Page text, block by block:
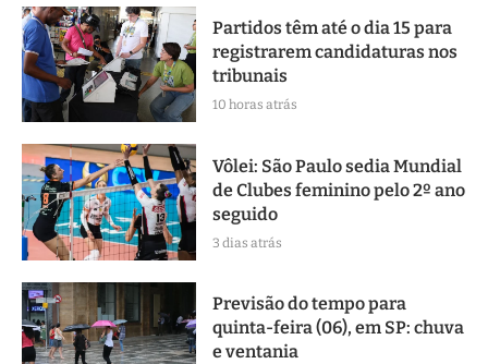
Partidos têm até o dia 15 para
registrarem candidaturas nos
tribunais
10 horas atrás
Vôlei: São Paulo sedia Mundial
de Clubes feminino pelo 2º ano
seguido
3 dias atrás
Previsão do tempo para
quinta-feira (06), em SP: chuva
e ventania